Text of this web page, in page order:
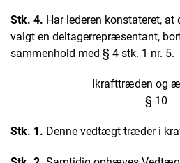
Stk. 4. Har lederen konstateret,
valgt en deltagerrepræsentant,
sammenhold med § 4 stk. 1 nr. 5.
Ikrafttræden og
§ 10
Stk. 1. Denne vedtægt træder i